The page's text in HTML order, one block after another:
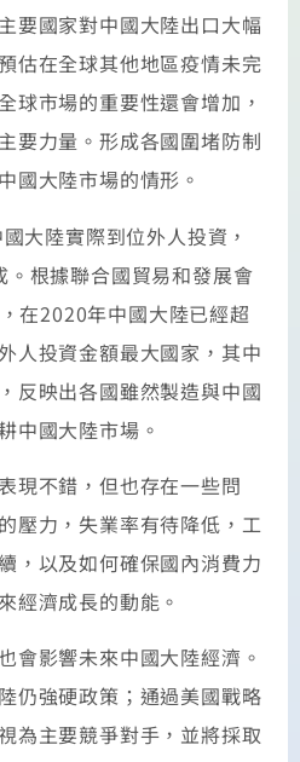
要國家對中國大陸出口大幅
估在全球其他地區疫情未完
球市場的重要性還會增加，
要力量。形成各國圍堵防制
國大陸市場的情形。
陸實際到位外人投資，
根據聯合國貿易和發展會
在2020年中國大陸已經超
人投資金額最大國家，其中
反映出各國雖然製造與中國
中國大陸市場。
不錯，但也存在一些問
壓力，失業率有待降低，工
，以及如何確保國內消費力
經濟成長的動能。
影響未來中國大陸經濟。
仍強硬政策；通過美國戰略
為主要競爭對手，並將採取